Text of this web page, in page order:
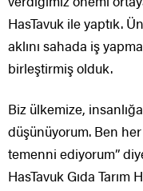
HasTavuk ile yaptık.
aklını sahada iş
birleştirmiş olduk.
Biz ülkemize,
düşünüyorum. Ben her
temenni ediyorum”
HasTavuk Gıda Tarım